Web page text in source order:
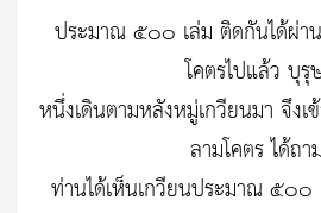
ประมาณ ๕๐๐ เล่ม ติดกันได้ผ่า
โคตรไปแล้ว บุ
หนึ่งเดินตามหลังหมู่เกวียนมา จึงเ
ลามโคตร ได้ถา
ท่านได้เห็นเกวียนประมาณ ๕๐๐